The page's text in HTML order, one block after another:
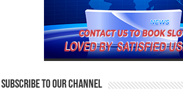
Subscribe to our Channel